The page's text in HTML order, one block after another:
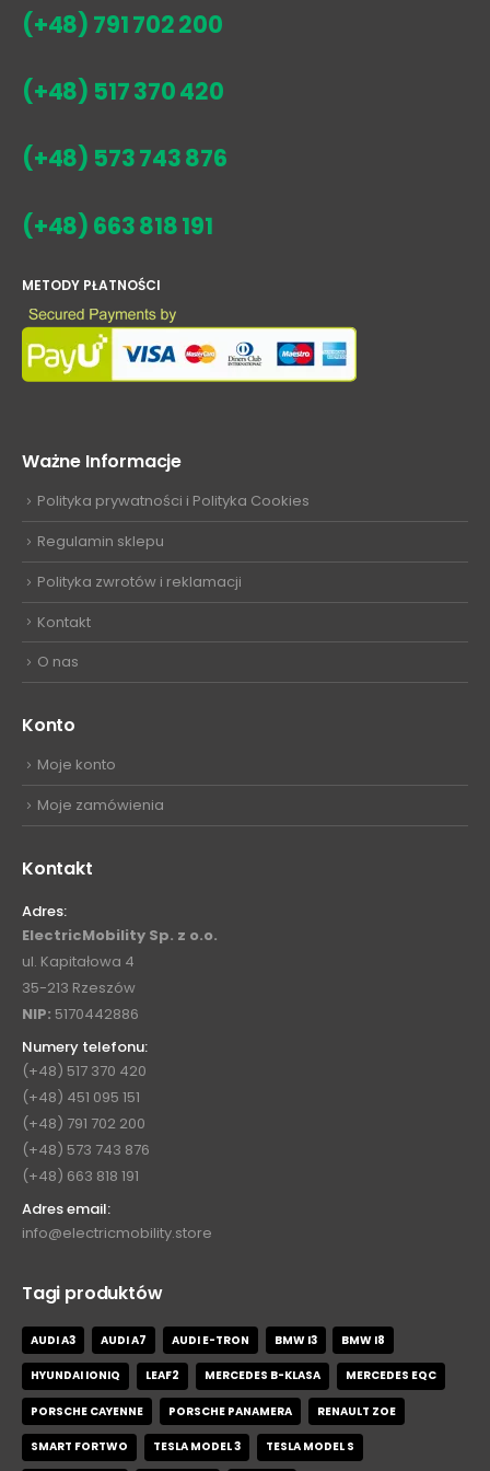
(+48) 791 702 200
(+48) 517 370 420
(+48) 573 743 876
(+48) 663 818 191
METODY PŁATNOŚCI
Ważne Informacje
Polityka prywatności i Polityka Cookies
Regulamin sklepu
Polityka zwrotów i reklamacji
Kontakt
O nas
Konto
Moje konto
Moje zamówienia
Kontakt
Adres:
ElectricMobility Sp. z o.o.
ul. Kapitałowa 4
35-213 Rzeszów
NIP: 5170442886
Numery telefonu:
(+48) 517 370 420
(+48) 451 095 151
(+48) 791 702 200
(+48) 573 743 876
(+48) 663 818 191
Adres email:
info@electricmobility.store
Tagi produktów
AUDI A3 AUDI A7 AUDI E-TRON BMW I3 BMW I8
HYUNDAI IONIQ LEAF2 MERCEDES B-KLASA MERCEDES EQC
PORSCHE CAYENNE PORSCHE PANAMERA RENAULT ZOE
SMART FORTWO TESLA MODEL 3 TESLA MODEL S